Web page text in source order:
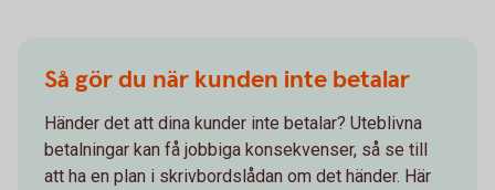
Så gör du när kunden inte betalar
Händer det att dina kunder inte betalar? Uteblivna
betalningar kan få jobbiga konsekvenser, så se till
att ha en plan i skrivbordslådan om det händer. Här